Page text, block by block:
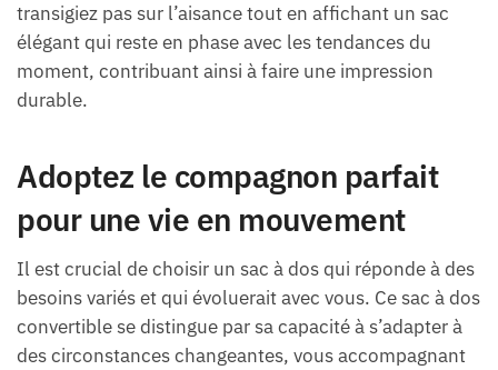
transigiez pas sur l’aisance tout en affichant un sac
élégant qui reste en phase avec les tendances du
moment, contribuant ainsi à faire une impression
durable.
Adoptez le compagnon parfait
pour une vie en mouvement
Il est crucial de choisir un sac à dos qui réponde à des
besoins variés et qui évoluerait avec vous. Ce sac à dos
convertible se distingue par sa capacité à s’adapter à
des circonstances changeantes, vous accompagnant